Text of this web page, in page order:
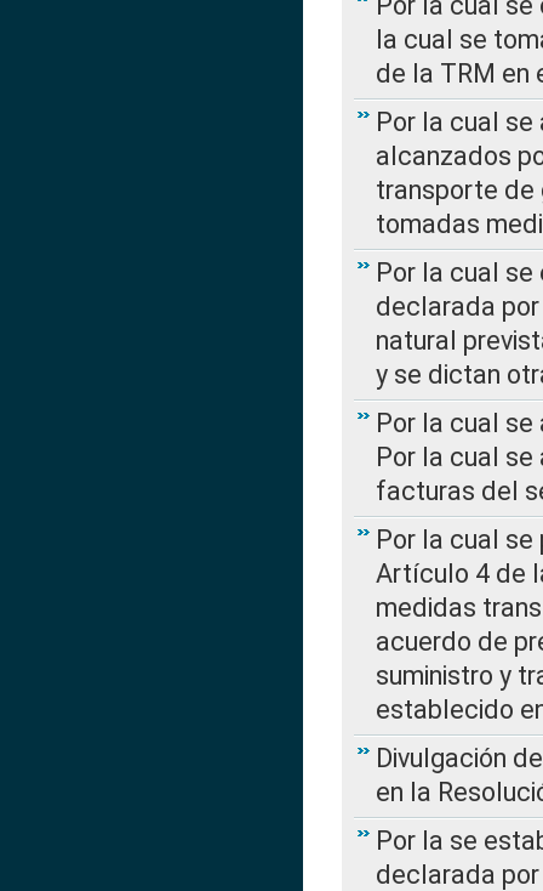
la cual se
de la TRM en
Por la cual
alcanzados
transporte de
tomadas
Por la cual
declarada
natural
y se dictan
Por la cual se
Por la cual
facturas del
Por la cual
Artículo 4 de
medidas
acuerdo de
suministro y
establecido
Divulgación
en la
Por la se
declarada